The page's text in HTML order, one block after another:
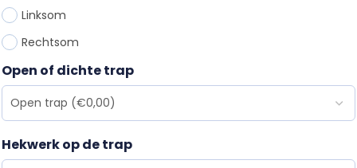
Linksom
Rechtsom
Open of dichte trap
Hekwerk op de trap